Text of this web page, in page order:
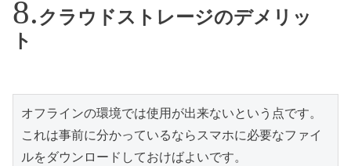
クラウドストレージのデメリッ
ト
オフラインの環境では使用が出来ないという点です。
これは事前に分かっているならスマホに必要なファイ
ルをダウンロードしておけばよいです。